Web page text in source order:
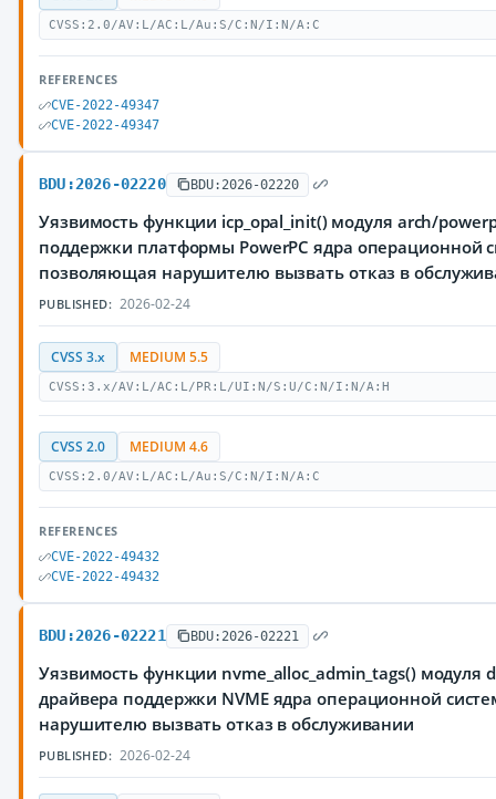
CVSS:2.0/AV:L/AC:L/Au:S/C:N/I:N/A:C
REFERENCES
CVE-2022-49347
CVE-2022-49347
BDU:2026-02220 BDU:2026-02220
Уязвимость функции icp_opal_init() модуля arch/
поддержки платформы PowerPC ядра операционной
позволяющая нарушителю вызвать отказ в
PUBLISHED: 2026-02-24
CVSS 3.x MEDIUM 5.5
CVSS:3.x/AV:L/AC:L/PR:L/UI:N/S:U/C:N/I:N/A:H
CVSS 2.0 MEDIUM 4.6
CVSS:2.0/AV:L/AC:L/Au:S/C:N/I:N/A:C
REFERENCES
CVE-2022-49432
CVE-2022-49432
BDU:2026-02221 BDU:2026-02221
Уязвимость функции nvme_alloc_admin_tags() модуля
драйвера поддержки NVME ядра операционной
нарушителю вызвать отказ в обслуживании
PUBLISHED: 2026-02-24